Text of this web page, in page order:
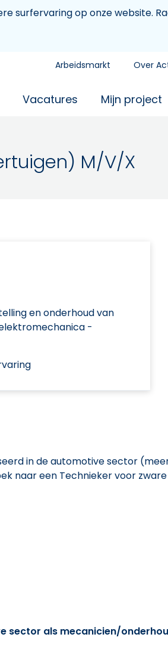
surfervaring op onze website.
Arbeidsmarkt Over
Vacatures Mijn project
M/V/X
en onderhoud van
-
in de automotive sector
naar een Technieker voor
sector als mecanicien/